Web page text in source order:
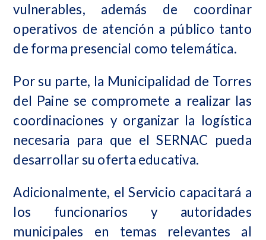
vulnerables, además de coordinar
operativos de atención a público tanto
de forma presencial como telemática.
Por su parte, la Municipalidad de Torres
del Paine se compromete a realizar las
coordinaciones y organizar la logística
necesaria para que el SERNAC pueda
desarrollar su oferta educativa.
Adicionalmente, el Servicio capacitará a
los funcionarios y autoridades
municipales en temas relevantes al